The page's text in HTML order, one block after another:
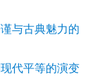
与古典魅力的
代平等的演变